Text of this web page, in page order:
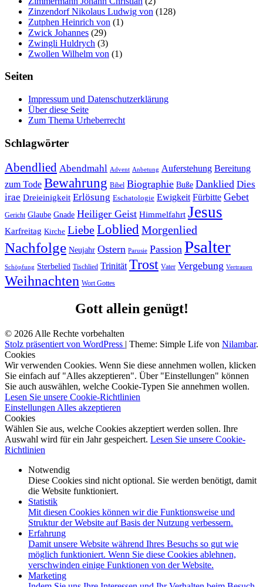
Zinzendorf Nikolaus Ludwig von (128)
Zutphen Heinrich von (1)
Zwick Johannes (29)
Zwingli Huldrych (3)
Zwollen Wilhelm von (1)
Seiten
Impressum und Datenschutzerklärung
Über diese Seite
Zum Thema Urheberrecht
Schlagwörter
Abendlied Abendmahl Advent Anbetung Auferstehung Bereitung
zum Tode Bewahrung Bibel Biographie Buße Danklied Dies
irae Dreieinigkeit Erlösung Eschatologie Ewigkeit Fürbitte Gebet
Gericht Glaube Gnade Heiliger Geist Himmelfahrt Jesus
Karfreitag Kirche LiebeLobliedMorgenlied
Nachfolge Neujahr Ostern Parusie Passion Psalter
Schöpfung Sterbelied Tischlied Trinität Trost Vater Vergebung Vertrauen
Weihnachten Wort Gottes
Gott allein genügt!
© 2026 Alle Rechte vorbehalten
Stolz präsentiert von WordPress | Theme: Simple Life von Nilambar.
Cookies
Wir verwenden Cookies. Wenn Sie diese annehmen wollen, klicken
Sie einfach auf "Alles akzeptieren". Über "Einstellungen" können
Sie auch auswählen, welche Cookie-Typen Sie annehmen wollen.
Lesen Sie unsere Cookie-Richtlinien
Einstellungen Alles akzeptieren
Cookies
Wählen Sie aus, welche Cookies akzeptiert werden sollen. Ihre
Auswahl wird für ein Jahr gespeichert. Lesen Sie unsere Cookie-
Richtlinien
Notwendig
Diese Cookies sind nicht optional. Sie werden benötigt, damit
die Website funktioniert.
Statistik
Mit diesen Cookies können wir die Funktionsweise und
Struktur der Website auf Basis der Nutzung verbessern.
Erfahrung
Damit unsere Website während Ihres Besuchs so gut wie
möglich funktioniert. Wenn Sie diese Cookies ablehnen,
verschwinden einige Funktionen von der Website.
Marketing